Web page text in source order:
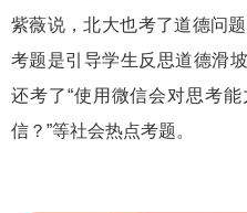
紫薇说，北大也考了道德问题
考题是引导学生反思道德滑
还考了“使用微信会对思考
信？”等社会热点考题。